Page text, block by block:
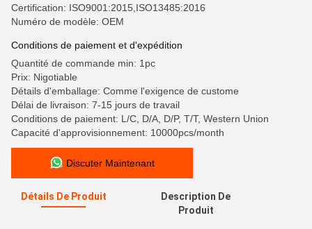
Certification: ISO9001:2015,ISO13485:2016
Numéro de modèle: OEM
Conditions de paiement et d'expédition
Quantité de commande min: 1pc
Prix: Nigotiable
Détails d'emballage: Comme l'exigence de custome
Délai de livraison: 7-15 jours de travail
Conditions de paiement: L/C, D/A, D/P, T/T, Western Union
Capacité d'approvisionnement: 10000pcs/month
Discuter Maintenant
Détails De Produit
Description De
Produit